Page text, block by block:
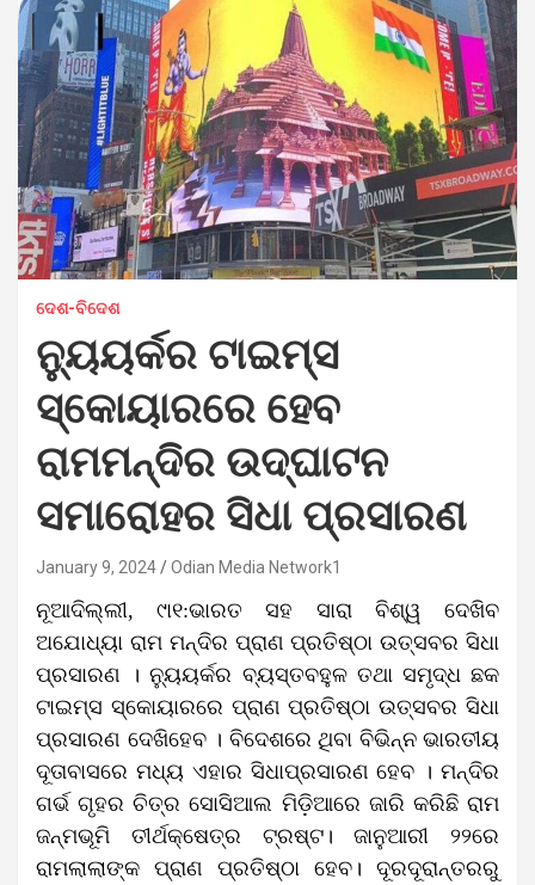
ଦେଶ-ବିଦେଶ
ନ୍ୟୁୟର୍କର ଟାଇମ୍ସ
ସ୍କୋୟାରରେ ହେବ
ରାମମନ୍ଦିର ଉଦ୍‌ଘାଟନ
ସମାରୋହର ସିଧା ପ୍ରସାରଣ
January 9, 2024 Odian Media Network1
ନୂଆଦିଲ୍ଲୀ, ୯ା୧:ଭାରତ ସହ ସାରା ବିଶ୍ୱ ଦେଖିବ
ଅଯୋଧ୍ୟା ରାମ ମନ୍ଦିର ପ୍ରାଣ ପ୍ରତିଷ୍ଠା ଉତ୍ସବର ସିଧା
ପ୍ରସାରଣ । ନ୍ୟୁୟର୍କର ବ୍ୟସ୍ତବହୁଳ ତଥା ସମୃଦ୍ଧ ଛକ
ଟାଇମ୍ସ ସ୍କୋୟାରରେ ପ୍ରାଣ ପ୍ରତିଷ୍ଠା ଉତ୍ସବର ସିଧା
ପ୍ରସାରଣ ଦେଖିହେବ । ବିଦେଶରେ ଥିବା ବିଭିନ୍ନ ଭାରତୀୟ
ଦୂତାବାସରେ ମଧ୍ୟ ଏହାର ସିଧାପ୍ରସାରଣ ହେବ । ମନ୍ଦିର
ଗର୍ଭ ଗୃହର ଚିତ୍ର ସୋସିଆଲ ମିଡ଼ିଆରେ ଜାରି କରିଛି ରାମ
ଜନ୍ମଭୂମି ତୀର୍ଥକ୍ଷେତ୍ର ଟ୍ରଷ୍ଟ। ଜାନୁଆରୀ ୨୨ରେ
ରାମଲାଲାଙ୍କ ପ୍ରାଣ ପ୍ରତିଷ୍ଠା ହେବ। ଦୂରଦୂରାନ୍ତରରୁ